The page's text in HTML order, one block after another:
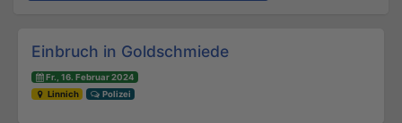
Beitrags-Navigation
Einbruch in Goldschmiede
Fr., 16. Februar 2024
Linnich
Polizei